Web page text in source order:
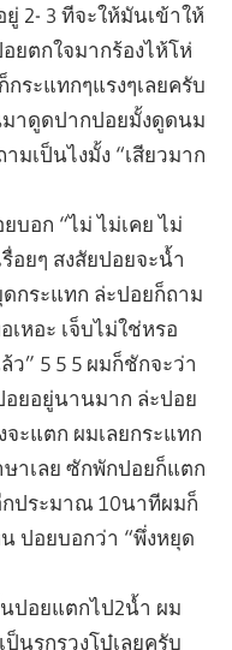
2- 3 ทีจะให้มันเข้าให้
ยตกใจมากร้องไห้โห่
ระแทกๆแรงๆเลยครับ
าดูดปากปอยมั้งดูดนม
มเป็นไงมั้ง “เสียวมาก
บอก “ไม่ ไม่เคย ไม่
อยๆ สงสัยปอยจะน้ำ
กระแทก ล่ะปอยก็ถาม
เหอะ เจ็บไม่ใช่หรอ
ว” 5 5 5 ผมก็ชักจะว่า
ยอยู่นานมาก ล่ะปอย
ะแตก ผมเลยกระแทก
ษาเลย ซักพักปอยก็แตก
กประมาณ 10นาทีผมก็
ปอยบอกว่า “พึ่งหยุด
ปอยแตกไป2น้ำ ผม
นรูกรวงโบ๋เลยครับ